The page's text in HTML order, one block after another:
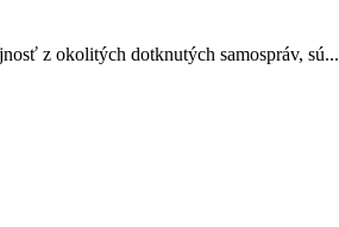
z okolitých dotknutých samospráv, sú...